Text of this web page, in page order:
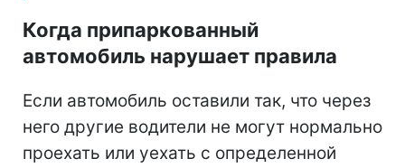
Когда припаркованный
автомобиль нарушает правила
Если автомобиль оставили так, что через
него другие водители не могут нормально
проехать или уехать с определенной